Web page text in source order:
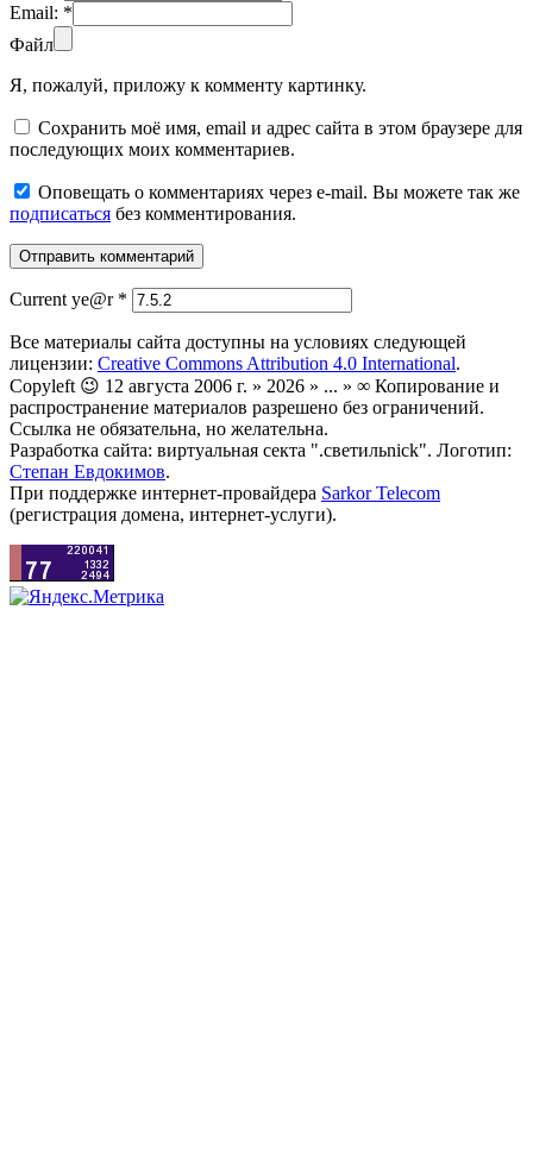
Email: *
Файл
Я, пожалуй, приложу к комменту картинку.
Сохранить моё имя, email и адрес сайта в этом браузере для
последующих моих комментариев.
Оповещать о комментариях через e-mail. Вы можете так же
подписаться без комментирования.
Current ye@r *
Все материалы сайта доступны на условиях следующей
лицензии: Creative Commons Attribution 4.0 International.
Copyleft 😉 12 августа 2006 г. » 2026 » ... » ∞ Копирование и
распространение материалов разрешено без ограничений.
Ссылка не обязательна, но желательна.
Разработка сайта: виртуальная секта ".светильnick". Логотип:
Степан Евдокимов.
При поддержке интернет-провайдера Sarkor Telecom
(регистрация домена, интернет-услуги).